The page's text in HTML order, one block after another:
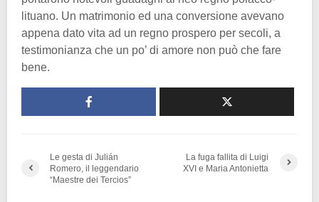
lituano. Un matrimonio ed una conversione avevano
appena dato vita ad un regno prospero per secoli, a
testimonianza che un po’ di amore non può che fare
bene.
Le gesta di Julián
Romero, il leggendario
“Maestre dei Tercios”
La fuga fallita di Luigi
XVI e Maria Antonietta